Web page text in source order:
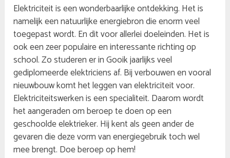
Elektriciteit is een wonderbaarlijke ontdekking. Het is
namelijk een natuurlijke energiebron die enorm veel
toegepast wordt. En dit voor allerlei doeleinden. Het is
ook een zeer populaire en interessante richting op
school. Zo studeren er in Gooik jaarlijks veel
gediplomeerde elektriciens af. Bij verbouwen en vooral
nieuwbouw komt het leggen van elektriciteit voor.
Elektriciteitswerken is een specialiteit. Daarom wordt
het aangeraden om beroep te doen op een
geschoolde elektrieker. Hij kent als geen ander de
gevaren die deze vorm van energiegebruik toch wel
mee brengt. Doe beroep op hem!